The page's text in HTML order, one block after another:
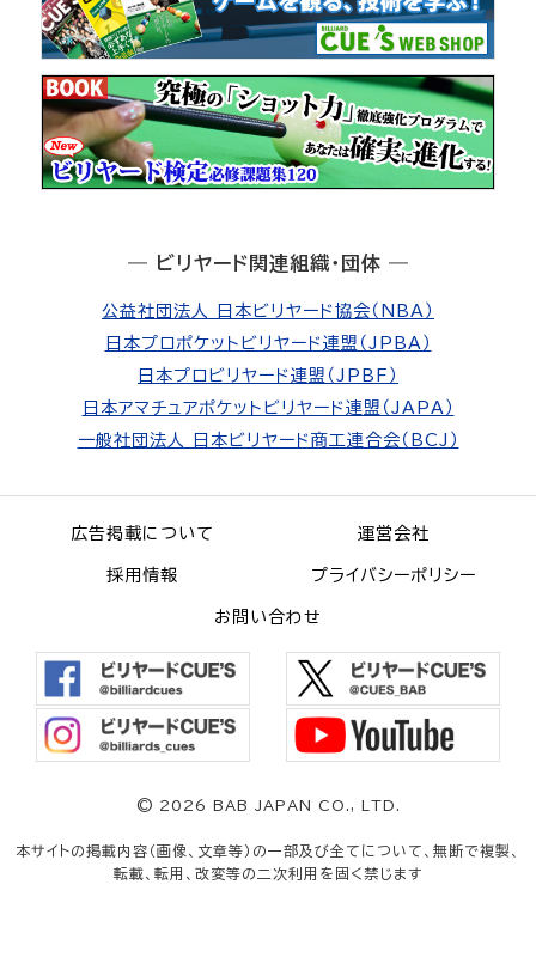
― ビリヤード関連組織・団体 ―
公益社団法人 日本ビリヤード協会（NBA）
日本プロポケットビリヤード連盟（JPBA）
日本プロビリヤード連盟（JPBF）
日本アマチュアポケットビリヤード連盟（JAPA）
一般社団法人 日本ビリヤード商工連合会（BCJ）
広告掲載について 運営会社
採用情報 プライバシーポリシー
お問い合わせ
© 2026 BAB JAPAN CO., LTD.
本サイトの掲載内容（画像、文章等）の一部及び全てについて、無断で複製、
転載、転用、改変等の二次利用を固く禁じます